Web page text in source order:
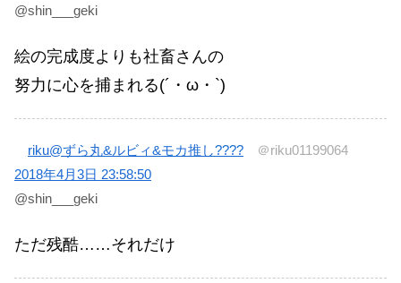
@shin___geki
絵の完成度よりも社畜さんの
努力に心を捕まれる(´・ω・`)
riku@ずら丸&ルビィ&モカ推し????
＠riku01199064
2018年4月3日 23:58:50
@shin___geki
ただ残酷……それだけ